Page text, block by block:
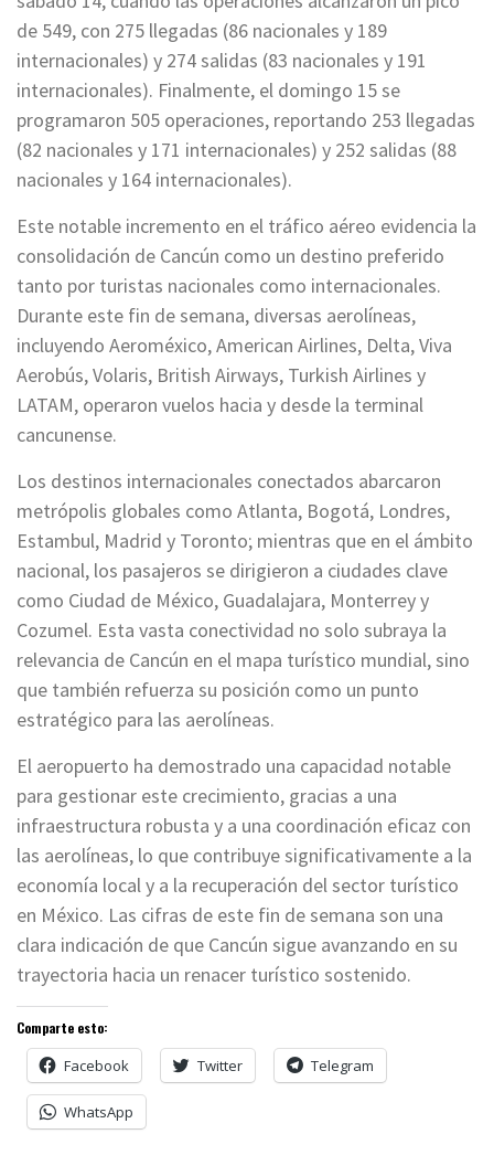
de 549, con 275 llegadas (86 nacionales y 189
internacionales) y 274 salidas (83 nacionales y 191
internacionales). Finalmente, el domingo 15 se
programaron 505 operaciones, reportando 253 llegadas
(82 nacionales y 171 internacionales) y 252 salidas (88
nacionales y 164 internacionales).
Este notable incremento en el tráfico aéreo evidencia la
consolidación de Cancún como un destino preferido
tanto por turistas nacionales como internacionales.
Durante este fin de semana, diversas aerolíneas,
incluyendo Aeroméxico, American Airlines, Delta, Viva
Aerobús, Volaris, British Airways, Turkish Airlines y
LATAM, operaron vuelos hacia y desde la terminal
cancunense.
Los destinos internacionales conectados abarcaron
metrópolis globales como Atlanta, Bogotá, Londres,
Estambul, Madrid y Toronto; mientras que en el ámbito
nacional, los pasajeros se dirigieron a ciudades clave
como Ciudad de México, Guadalajara, Monterrey y
Cozumel. Esta vasta conectividad no solo subraya la
relevancia de Cancún en el mapa turístico mundial, sino
que también refuerza su posición como un punto
estratégico para las aerolíneas.
El aeropuerto ha demostrado una capacidad notable
para gestionar este crecimiento, gracias a una
infraestructura robusta y a una coordinación eficaz con
las aerolíneas, lo que contribuye significativamente a la
economía local y a la recuperación del sector turístico
en México. Las cifras de este fin de semana son una
clara indicación de que Cancún sigue avanzando en su
trayectoria hacia un renacer turístico sostenido.
Comparte esto:
Facebook Twitter Telegram
WhatsApp